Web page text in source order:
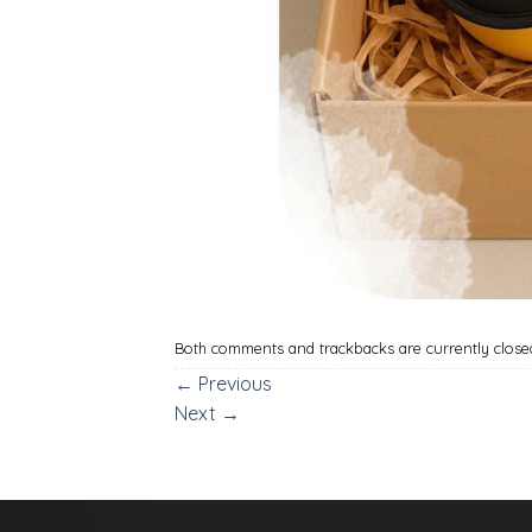
Both comments and trackbacks are currently
← Previous
Next →